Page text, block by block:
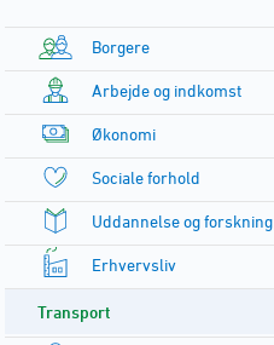
Borgere
Arbejde og indkomst
Økonomi
Sociale forhold
Uddannelse og forskning
Erhvervsliv
Transport